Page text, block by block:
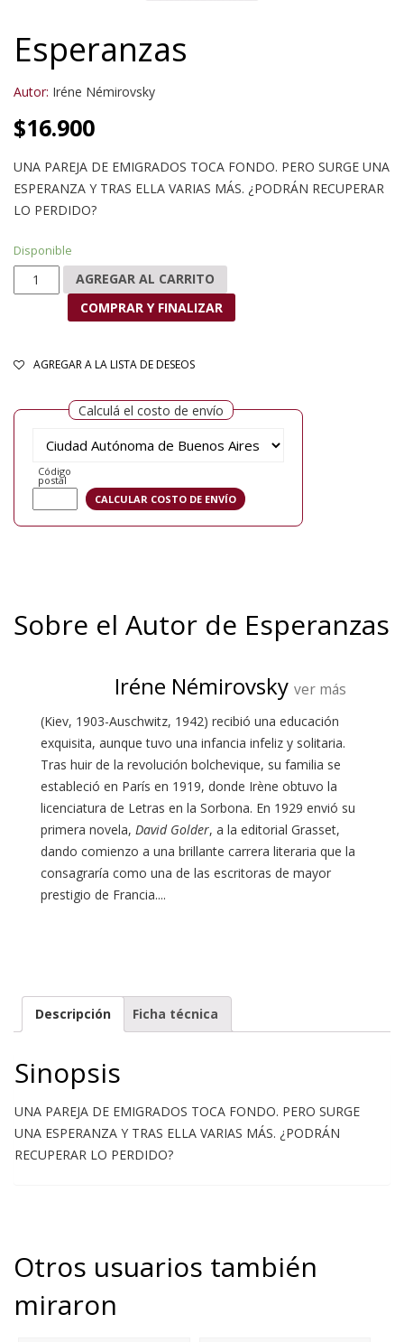
Esperanzas
Autor: Iréne Némirovsky
$16.900
UNA PAREJA DE EMIGRADOS TOCA FONDO. PERO SURGE UNA
ESPERANZA Y TRAS ELLA VARIAS MÁS. ¿PODRÁN RECUPERAR
LO PERDIDO?
Disponible
Esperanzas cantidadAGREGAR AL CARRITO
COMPRAR Y FINALIZAR
AGREGAR A LA LISTA DE DESEOS
Calculá el costo de envío
Código
postal
Sobre el Autor de Esperanzas
Iréne Némirovsky ver más
(Kiev, 1903-Auschwitz, 1942) recibió una educación
exquisita, aunque tuvo una infancia infeliz y solitaria.
Tras huir de la revolución bolchevique, su familia se
estableció en París en 1919, donde Irène obtuvo la
licenciatura de Letras en la Sorbona. En 1929 envió su
primera novela, David Golder, a la editorial Grasset,
dando comienzo a una brillante carrera literaria que la
consagraría como una de las escritoras de mayor
prestigio de Francia....
Descripción Ficha técnica
Sinopsis
UNA PAREJA DE EMIGRADOS TOCA FONDO. PERO SURGE
UNA ESPERANZA Y TRAS ELLA VARIAS MÁS. ¿PODRÁN
RECUPERAR LO PERDIDO?
Otros usuarios también
miraron